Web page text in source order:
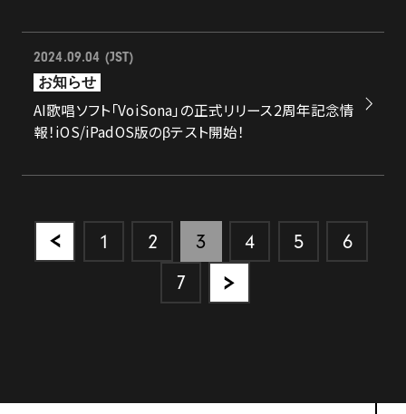
2024.09.04 (JST)
お知らせ
AI歌唱ソフト「VoiSona」の正式リリース2周年記念情
報！iOS/iPadOS版のβテスト開始！
1 2 3 4 5
6
7